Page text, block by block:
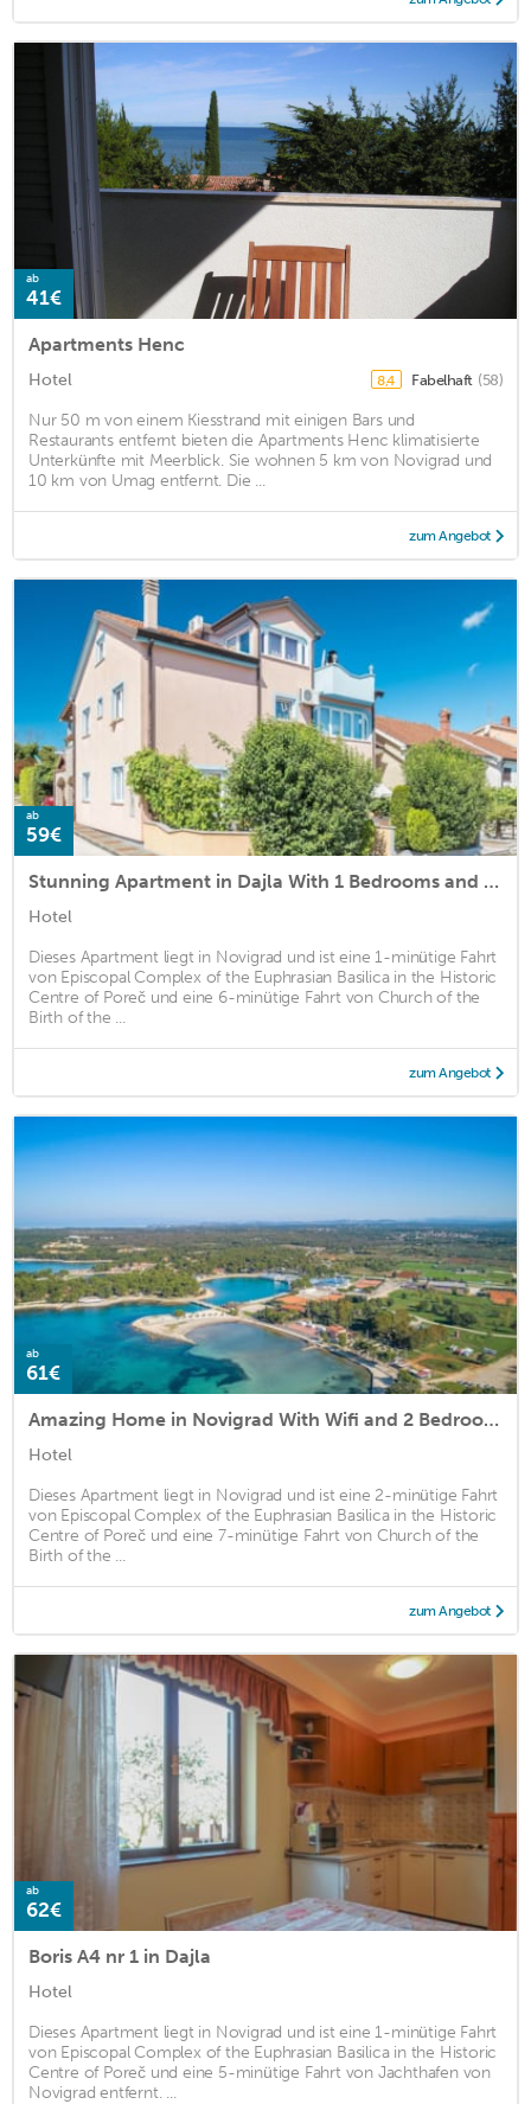
ab
41€
Apartments Henc
Hotel 8,4 Fabelhaft (58)
Nur 50 m von einem Kiesstrand mit einigen Bars und
Restaurants entfernt bieten die Apartments Henc klimatisierte
Unterkünfte mit Meerblick. Sie wohnen 5 km von Novigrad und
10 km von Umag entfernt. Die ...
zum Angebot
ab
59€
Stunning Apartment in Dajla With 1 Bedrooms and Wifi
Hotel
Dieses Apartment liegt in Novigrad und ist eine 1-minütige Fahrt
von Episcopal Complex of the Euphrasian Basilica in the Historic
Centre of Poreč und eine 6-minütige Fahrt von Church of the
Birth of the ...
zum Angebot
ab
61€
Amazing Home in Novigrad With Wifi and 2 Bedrooms
Hotel
Dieses Apartment liegt in Novigrad und ist eine 2-minütige Fahrt
von Episcopal Complex of the Euphrasian Basilica in the Historic
Centre of Poreč und eine 7-minütige Fahrt von Church of the
Birth of the ...
zum Angebot
ab
62€
Boris A4 nr 1 in Dajla
Hotel
Dieses Apartment liegt in Novigrad und ist eine 1-minütige Fahrt
von Episcopal Complex of the Euphrasian Basilica in the Historic
Centre of Poreč und eine 5-minütige Fahrt von Jachthafen von
Novigrad entfernt. ...